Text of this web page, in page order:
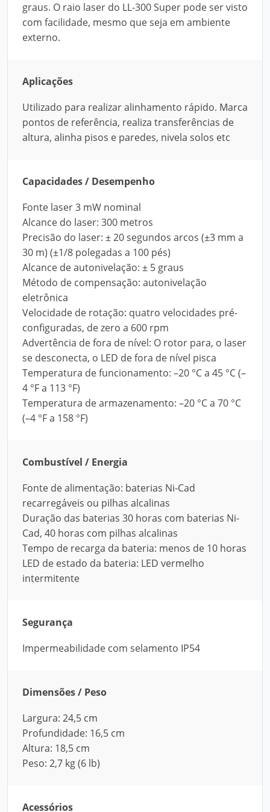
graus. O raio laser do LL-300 Super pode ser visto
com facilidade, mesmo que seja em ambiente
externo.
Aplicações
Utilizado para realizar alinhamento rápido. Marca
pontos de referência, realiza transferências de
altura, alinha pisos e paredes, nivela solos etc
Capacidades / Desempenho
Fonte laser 3 mW nominal
Alcance do laser: 300 metros
Precisão do laser: ± 20 segundos arcos (±3 mm a
30 m) (±1/8 polegadas a 100 pés)
Alcance de autonivelação: ± 5 graus
Método de compensação: autonivelação
eletrônica
Velocidade de rotação: quatro velocidades pré-
configuradas, de zero a 600 rpm
Advertência de fora de nível: O rotor para, o laser
se desconecta, o LED de fora de nível pisca
Temperatura de funcionamento: –20 °C a 45 °C (–
4 °F a 113 °F)
Temperatura de armazenamento: –20 °C a 70 °C
(–4 °F a 158 °F)
Combustível / Energia
Fonte de alimentação: baterias Ni-Cad
recarregáveis ou pilhas alcalinas
Duração das baterias 30 horas com baterias Ni-
Cad, 40 horas com pilhas alcalinas
Tempo de recarga da bateria: menos de 10 horas
LED de estado da bateria: LED vermelho
intermitente
Segurança
Impermeabilidade com selamento IP54
Dimensões / Peso
Largura: 24,5 cm
Profundidade: 16,5 cm
Altura: 18,5 cm
Peso: 2,7 kg (6 lb)
Acessórios